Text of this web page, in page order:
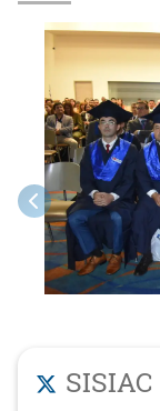
SISIAC